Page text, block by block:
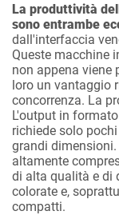
La produttività
sono entrambe
dall'interfaccia
Queste macchine
non appena viene
loro un vantaggio
concorrenza. La
L'output in
richiede solo
grandi
altamente
di alta qualità e di
colorate e,
compatti.